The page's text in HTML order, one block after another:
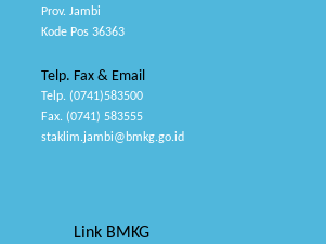
Prov. Jambi
Kode Pos 36363
Telp. Fax & Email
Telp. (0741)583500
Fax. (0741) 583555
staklim.jambi@bmkg.go.id
Link BMKG